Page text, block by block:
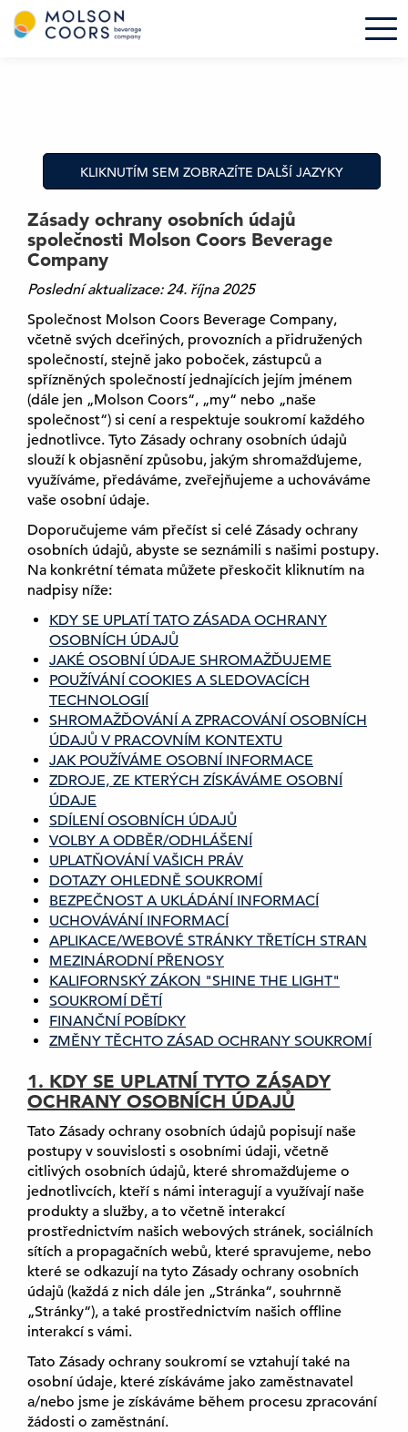
o
s
-
m
e
KLIKNUTÍM SEM ZOBRAZÍTE DALŠÍ JAZYKY
Zásady ochrany osobních údajů
společnosti Molson Coors Beverage
Company
Poslední aktualizace: 24. října 2025
Společnost Molson Coors Beverage Company,
včetně svých dceřiných, provozních a přidružených
společností, stejně jako poboček, zástupců a
spřízněných společností jednajících jejím jménem
(dále jen „Molson Coors“, „my“ nebo „naše
společnost“) si cení a respektuje soukromí každého
jednotlivce. Tyto Zásady ochrany osobních údajů
slouží k objasnění způsobu, jakým shromažďujeme,
využíváme, předáváme, zveřejňujeme a uchováváme
vaše osobní údaje.
Doporučujeme vám přečíst si celé Zásady ochrany
osobních údajů, abyste se seznámili s našimi postupy.
Na konkrétní témata můžete přeskočit kliknutím na
nadpisy níže:
KDY SE UPLATÍ TATO ZÁSADA OCHRANY
OSOBNÍCH ÚDAJŮ
JAKÉ OSOBNÍ ÚDAJE SHROMAŽĎUJEME
POUŽÍVÁNÍ COOKIES A SLEDOVACÍCH
TECHNOLOGIÍ
SHROMAŽĎOVÁNÍ A ZPRACOVÁNÍ OSOBNÍCH
ÚDAJŮ V PRACOVNÍM KONTEXTU
JAK POUŽÍVÁME OSOBNÍ INFORMACE
ZDROJE, ZE KTERÝCH ZÍSKÁVÁME OSOBNÍ
ÚDAJE
SDÍLENÍ OSOBNÍCH ÚDAJŮ
VOLBY A ODBĚR/ODHLÁŠENÍ
UPLATŇOVÁNÍ VAŠICH PRÁV
DOTAZY OHLEDNĚ SOUKROMÍ
BEZPEČNOST A UKLÁDÁNÍ INFORMACÍ
UCHOVÁVÁNÍ INFORMACÍ
APLIKACE/WEBOVÉ STRÁNKY TŘETÍCH STRAN
MEZINÁRODNÍ PŘENOSY
KALIFORNSKÝ ZÁKON "SHINE THE LIGHT"
SOUKROMÍ DĚTÍ
FINANČNÍ POBÍDKY
ZMĚNY TĚCHTO ZÁSAD OCHRANY SOUKROMÍ
1. KDY SE UPLATNÍ TYTO ZÁSADY
OCHRANY OSOBNÍCH ÚDAJŮ
Tato Zásady ochrany osobních údajů popisují naše
postupy v souvislosti s osobními údaji, včetně
citlivých osobních údajů, které shromažďujeme o
jednotlivcích, kteří s námi interagují a využívají naše
produkty a služby, a to včetně interakcí
prostřednictvím našich webových stránek, sociálních
sítích a propagačních webů, které spravujeme, nebo
které se odkazují na tyto Zásady ochrany osobních
údajů (každá z nich dále jen „Stránka“, souhrnně
„Stránky“), a také prostřednictvím našich offline
interakcí s vámi.
Tato Zásady ochrany soukromí se vztahují také na
osobní údaje, které získáváme jako zaměstnavatel
a/nebo jsme je získáváme během procesu zpracování
žádosti o zaměstnání.